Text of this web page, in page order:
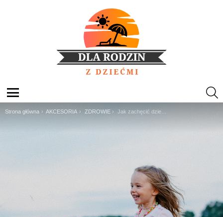
Menu
Jesteś tutaj:
Strona główna AKCESORIA ZDROWIE Jak zachęcić dziecko do mycia zębów?